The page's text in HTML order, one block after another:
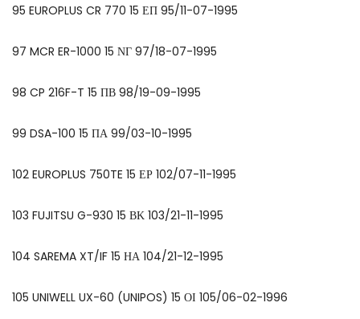
95 EUROPLUS CR 770 15 ΕΠ 95/11-07-1995
97 MCR ER-1000 15 ΝΓ 97/18-07-1995
98 CP 216F-T 15 ΠΒ 98/19-09-1995
99 DSA-100 15 ΠΑ 99/03-10-1995
102 EUROPLUS 750TE 15 ΕΡ 102/07-11-1995
103 FUJITSU G-930 15 ΒΚ 103/21-11-1995
104 SAREMA XT/IF 15 ΗΑ 104/21-12-1995
105 UNIWELL UX-60 (UNIPOS) 15 ΟΙ 105/06-02-1996